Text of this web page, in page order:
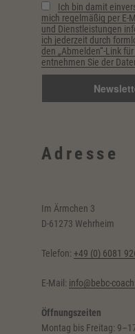
Ich bin damit
mich regelmäßig per E-
und Dienstleistungen
ich jederzeit durch
den „Abmelden“-Link
entnehmen Sie der
Adresse
Im Ärmchen 3
D-61273 Wehrheim
Telefon: +49 (0) 6081
E-Mail: info@bebc-
Öffnungszeiten
Montag bis Freitag: